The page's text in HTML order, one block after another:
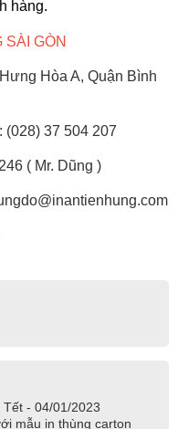
hàng.
GÒN
Hòa A, Quận Bình
(028) 37 504 207
( Mr. Dũng )
- 04/01/2023
mẫu in thùng carton